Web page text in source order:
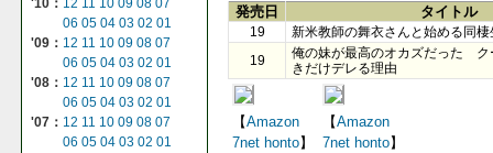
'10： 12 11 10 09 08 07
06 05 04 03 02 01
'09： 12 11 10 09 08 07
06 05 04 03 02 01
'08： 12 11 10 09 08 07
06 05 04 03 02 01
'07： 12 11 10 09 08 07
06 05 04 03 02 01
発売日 タイトル
19
新米教師の舞衣さんと始める同棲
19
俺の妹が最高のオカズだった ク
きだけデレる理由
【Amazon
7net honto】
【Amazon
7net honto】